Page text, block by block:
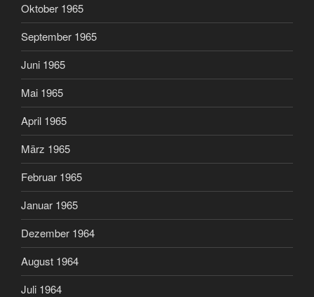
Oktober 1965
September 1965
Juni 1965
Mai 1965
April 1965
März 1965
Februar 1965
Januar 1965
Dezember 1964
August 1964
Juli 1964